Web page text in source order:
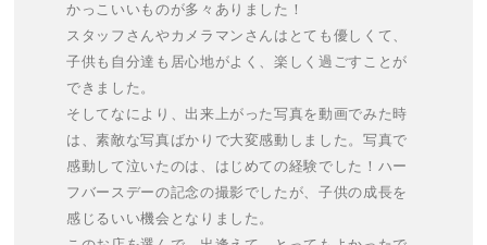
かっこいいものが多々ありました！
スタッフさんやカメラマンさんはとても優しくて、
子供も自分達も居心地がよく、楽しく過ごすことが
できました。
そしてなにより、出来上がった写真を動画でみた時
は、素敵な写真ばかりで大変感動しました。写真で
感動して泣いたのは、はじめての経験でした！ハー
フバースデーの記念の撮影でしたが、子供の成長を
感じるいい機会となりました。